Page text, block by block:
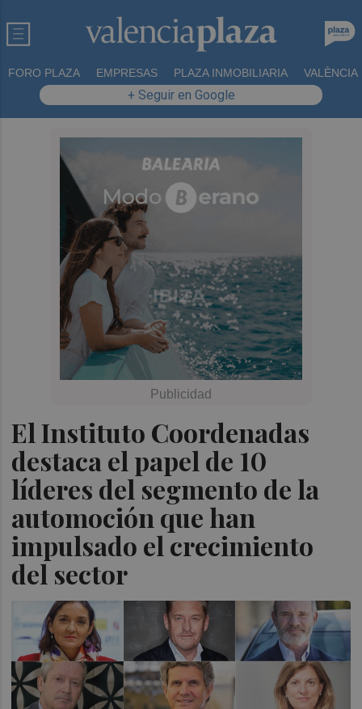
FORO PLAZA EMPRESAS PLAZA INMOBILIARIA VALÈNCIA
+ Seguir en Google
El Instituto Coordenadas
destaca el papel de 10
líderes del segmento de la
automoción que han
impulsado el crecimiento
del sector